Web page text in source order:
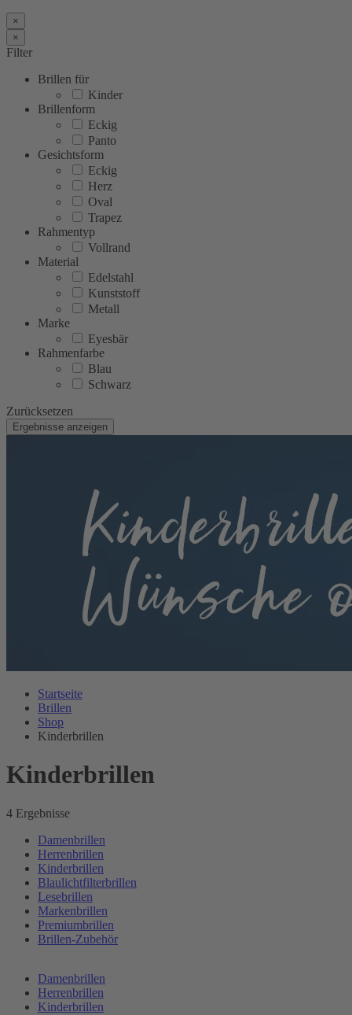
×
×
Filter
Brillen für
Kinder
Brillenform
Eckig
Panto
Gesichtsform
Eckig
Herz
Oval
Trapez
Rahmentyp
Vollrand
Material
Edelstahl
Kunststoff
Metall
Marke
Eyesbär
Rahmenfarbe
Blau
Schwarz
Zurücksetzen
Ergebnisse anzeigen
Startseite
Brillen
Shop
Kinderbrillen
Kinderbrillen
4 Ergebnisse
Damenbrillen
Herrenbrillen
Kinderbrillen
Blaulichtfilterbrillen
Lesebrillen
Markenbrillen
Premiumbrillen
Brillen-Zubehör
Damenbrillen
Herrenbrillen
Kinderbrillen